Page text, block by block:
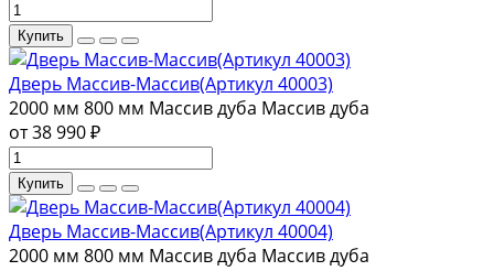
Купить
Дверь Массив-Массив(Артикул 40003)
2000 мм 800 мм Массив дуба Массив дуба
от 38 990 ₽
Купить
Дверь Массив-Массив(Артикул 40004)
2000 мм 800 мм Массив дуба Массив дуба